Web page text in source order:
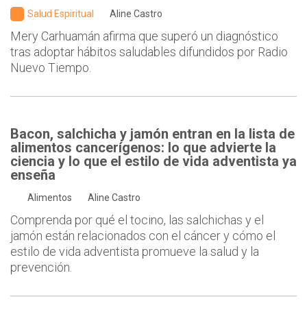
Salud Espiritual Aline Castro
Mery Carhuamán afirma que superó un diagnóstico
tras adoptar hábitos saludables difundidos por Radio
Nuevo Tiempo.
Bacon, salchicha y jamón entran en la lista de
alimentos cancerígenos: lo que advierte la
ciencia y lo que el estilo de vida adventista ya
enseña
Alimentos Aline Castro
Comprenda por qué el tocino, las salchichas y el
jamón están relacionados con el cáncer y cómo el
estilo de vida adventista promueve la salud y la
prevención.